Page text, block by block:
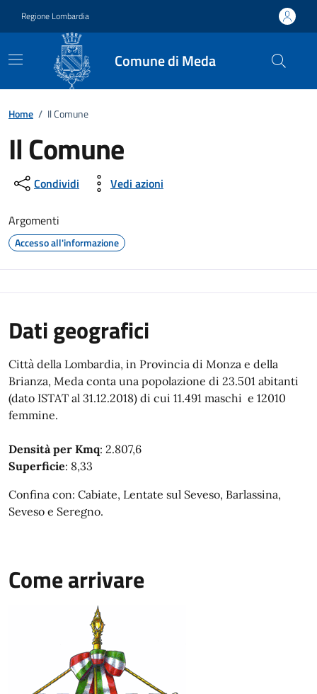
Regione Lombardia
Comune di Meda
Home / Il Comune
Il Comune
Condividi Vedi azioni
Argomenti
Accesso all'informazione
Dati geografici
Città della Lombardia, in Provincia di Monza e della
Brianza, Meda conta una popolazione di 23.501 abitanti
(dato ISTAT al 31.12.2018) di cui 11.491 maschi e 12010
femmine.
Densità per Kmq: 2.807,6
Superficie: 8,33
Confina con: Cabiate, Lentate sul Seveso, Barlassina,
Seveso e Seregno.
Come arrivare